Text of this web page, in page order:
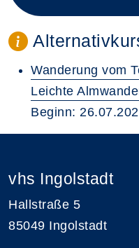
Wanderung vom
Leichte
Beginn:
vhs Ingolstadt
Hallstraße 5
85049 Ingolstadt